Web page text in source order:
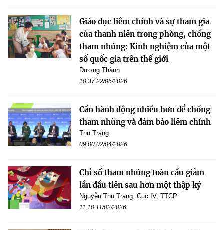
Giáo dục liêm chính và sự tham gia
của thanh niên trong phòng, chống
tham nhũng: Kinh nghiệm của một
số quốc gia trên thế giới
Dương Thành
10:37 22/05/2026
Cần hành động nhiều hơn để chống
tham nhũng và đảm bảo liêm chính
Thu Trang
09:00 02/04/2026
Chỉ số tham nhũng toàn cầu giảm
lần đầu tiên sau hơn một thập kỷ
Nguyễn Thu Trang, Cục IV, TTCP
11:10 11/02/2026